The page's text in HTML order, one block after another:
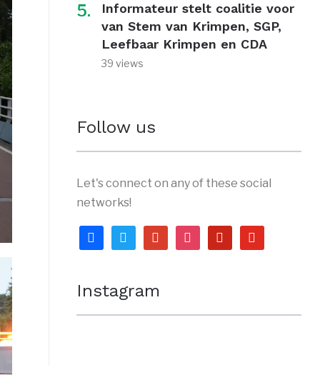
Informateur stelt coalitie voor
van Stem van Krimpen, SGP,
Leefbaar Krimpen en CDA
39 views
Follow us
Let's connect on any of these social
networks!
facebooktwitter google instagrampinterestyoutube
Instagram